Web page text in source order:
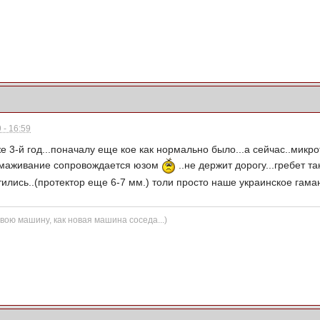
- 16:59
3-й год...поначалу еще кое как нормально было...а
сопровождается юзом
..не держит дорогу...гребет
еще 6-7 мм.) толи просто наше украинское
машину, как новая машина соседа...)